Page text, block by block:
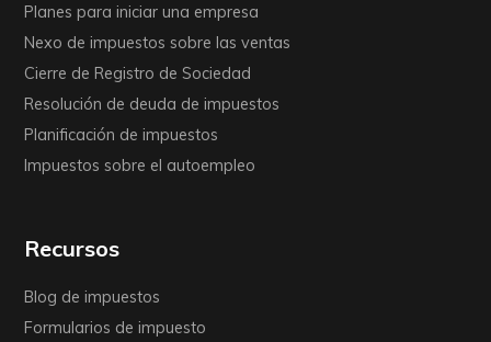
Planes para iniciar una empresa
Nexo de impuestos sobre las ventas
Cierre de Registro de Sociedad
Resolución de deuda de impuestos
Planificación de impuestos
Impuestos sobre el autoempleo
Recursos
Blog de impuestos
Formularios de impuesto